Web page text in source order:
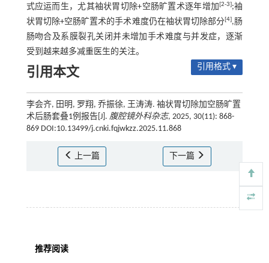
式应运而生，尤其袖状胃切除+空肠旷置术逐年增加[2-3];袖
状胃切除+空肠旷置术的手术难度仍在袖状胃切除部分[4],肠
肠吻合及系膜裂孔关闭并未增加手术难度与并发症，逐渐
受到越来越多减重医生的关注。
引用本文 引用格式 ▾
李会齐, 田明, 罗翔, 乔振徐, 王涛涛. 袖状胃切除加空肠旷置
术后肠套叠1例报告[J]. 腹腔镜外科杂志, 2025, 30(11): 868-
869 DOI:10.13499/j.cnki.fqjwkzz.2025.11.868
上一篇 下一篇